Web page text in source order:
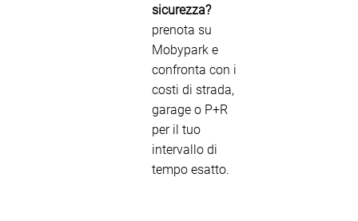
sicurezza?
prenota su
Mobypark e
confronta con i
costi di strada,
garage o P+R
per il tuo
intervallo di
tempo esatto.